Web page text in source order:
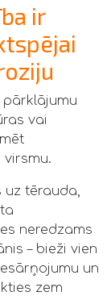
ir
vai
uz tērauda,
neredzams
– bieži vien
un
zem